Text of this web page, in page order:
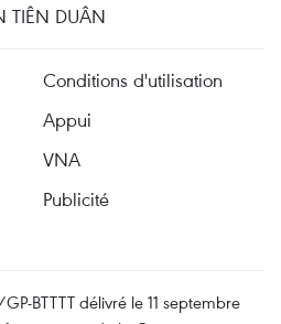
TIÊN DUÂN
Conditions d'utilisation
Appui
VNA
Publicité
BTTTT délivré le 11 septembre